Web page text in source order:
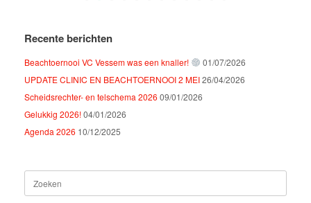
Recente berichten
Beachtoernooi VC Vessem was een knaller!
01/07/2026
UPDATE CLINIC EN BEACHTOERNOOI 2 MEI26/04/2026
Scheidsrechter- en telschema 2026 09/01/2026
Gelukkig 2026!04/01/2026
Agenda 2026 10/12/2025
naar: